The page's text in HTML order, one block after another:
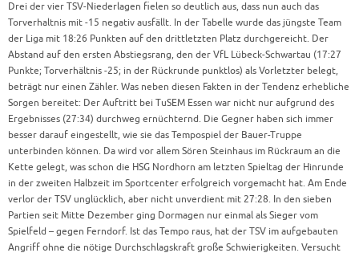
Drei der vier TSV-Niederlagen fielen so deutlich aus, dass nun auch das
Torverhaltnis mit -15 negativ ausfällt. In der Tabelle wurde das jüngste Team
der Liga mit 18:26 Punkten auf den drittletzten Platz durchgereicht. Der
Abstand auf den ersten Abstiegsrang, den der VfL Lübeck-Schwartau (17:27
Punkte; Torverhältnis -25; in der Rückrunde punktlos) als Vorletzter belegt,
beträgt nur einen Zähler. Was neben diesen Fakten in der Tendenz erhebliche
Sorgen bereitet: Der Auftritt bei TuSEM Essen war nicht nur aufgrund des
Ergebnisses (27:34) durchweg ernüchternd. Die Gegner haben sich immer
besser darauf eingestellt, wie sie das Tempospiel der Bauer-Truppe
unterbinden können. Da wird vor allem Sören Steinhaus im Rückraum an die
Kette gelegt, was schon die HSG Nordhorn am letzten Spieltag der Hinrunde
in der zweiten Halbzeit im Sportcenter erfolgreich vorgemacht hat. Am Ende
verlor der TSV unglücklich, aber nicht unverdient mit 27:28. In den sieben
Partien seit Mitte Dezember ging Dormagen nur einmal als Sieger vom
Spielfeld – gegen Ferndorf. Ist das Tempo raus, hat der TSV im aufgebauten
Angriff ohne die nötige Durchschlagskraft große Schwierigkeiten. Versucht